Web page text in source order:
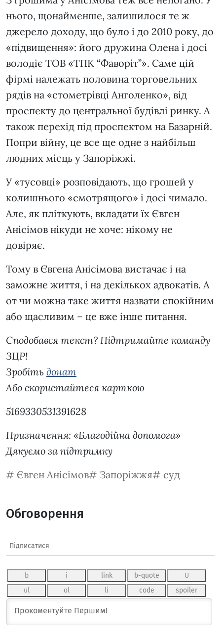
нього, щонайменше, залишилося те ж
джерело доходу, що було і до 2010 року, до
«підвищення»: його дружина Олена і досі
володіє ТОВ «ТПК “Фаворіт”». Саме цій
фірмі належать половина торговельних
рядів на «стометрівці Анголенко», від
проспекту до центральної будівлі ринку. А
також перехід під проспектом на Базарній.
Попри війну, це все ще одне з найбільш
людних місць у Запоріжжі.
У «тусовці» розповідають, що грошей у
колишнього «смотрящого» і досі чимало.
Але, як пліткують, вкладати їх Євген
Анісімов нікуди не хоче: нікому не
довіряє.
Тому в Євгена Анісімова вистачає і на
заможне життя, і на декількох адвокатів. А
от чи можна таке життя назвати спокійним
або щасливим – це вже інше питання.
Сподобався текст? Підтримайте команду
ЗЦР!
Зробіть донат
Або скористайтеся карткою
5169330531391628
Призначення: «Благодійна допомога»
Дякуємо за підтримку
Євген Анісімов
Запоріжжя суд
Обговорення
Підписатися